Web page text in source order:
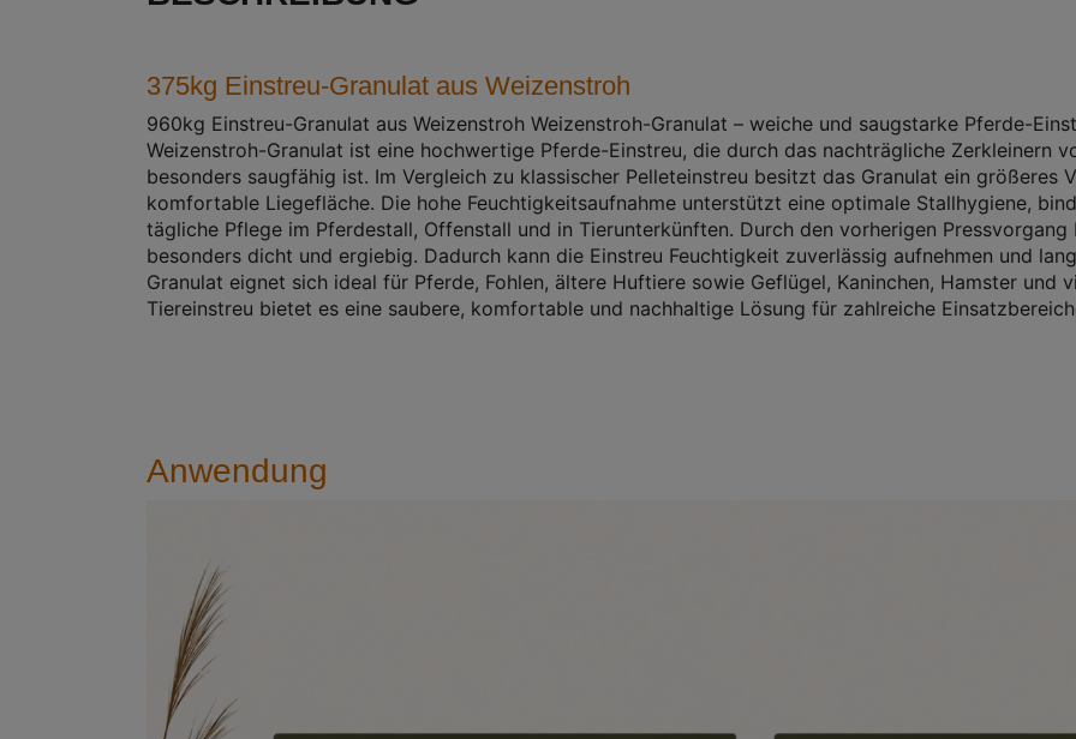
375kg Einstreu-Granulat aus Weizenstroh
960kg Einstreu-Granulat aus Weizenstroh Weizenstroh-Granulat – weiche und saugstarke Pferde-
Weizenstroh-Granulat ist eine hochwertige Pferde-Einstreu, die durch das nachträgliche Zerkleinern
besonders saugfähig ist. Im Vergleich zu klassischer Pelleteinstreu besitzt das Granulat ein größeres
komfortable Liegefläche. Die hohe Feuchtigkeitsaufnahme unterstützt eine optimale Stallhygiene,
tägliche Pflege im Pferdestall, Offenstall und in Tierunterkünften. Durch den vorherigen
besonders dicht und ergiebig. Dadurch kann die Einstreu Feuchtigkeit zuverlässig aufnehmen und
Granulat eignet sich ideal für Pferde, Fohlen, ältere Huftiere sowie Geflügel, Kaninchen, Hamster und
Tiereinstreu bietet es eine saubere, komfortable und nachhaltige Lösung für zahlreiche
Anwendung